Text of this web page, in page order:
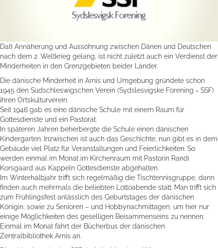
Daß Annäherung und Aussöhnung zwischen Dänen und Deutschen
nach dem 2. Weltkrieg gelang, ist nicht zuletzt auch ein Verdienst der
Minderheiten in den Grenzgebieten beider Länder.
Die dänische Minderheit in Arnis und Umgebung gründete schon
1945 den Südschleswigschen Verein (Sydslesvigske Forening = SSF)
ihren Ortskulturverein.
Seit 1946 gab es eine dänische Schule mit einem Raum für
Gottesdienste und ein Pastorat.
In späteren Jahren beherbergte die Schule einen dänischen
Kindergarten. Inzwischen ist auch das Geschichte, nun gibt es in dem
Gebäude viel Platz für Veranstaltungen und Feierlichkeiten. So
werden einmal im Monat im Kirchenraum mit Pastorin Randi
Korsgaard aus Kappeln Gottesdienste abgehalten.
Im Winterhalbjahr trifft sich regelmäßig die Tischtennisgruppe, dann
finden auch mehrmals die beliebten Lottoabende statt. Man trifft sich
zum Frühlingsfest anlässlich des Geburtstages der dänischen
Königin, sowie zu Senioren – und Hobbynachmittagen, um hier nur
einige Möglichkeiten des geselligen Beisammenseins zu nennen.
Einmal im Monat fährt der Bücherbus der dänischen
Zentralbibliothek Arnis an.